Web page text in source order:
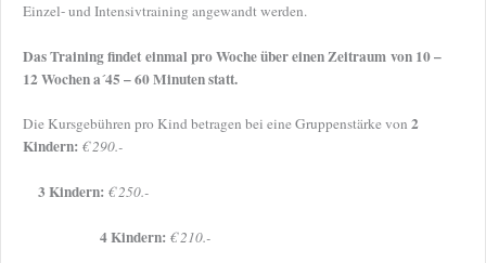
Einzel- und Intensivtraining angewandt werden.
Das Training findet einmal pro Woche über einen Zeitraum von 10 –
12 Wochen a´45 – 60 Minuten statt.
Die Kursgebühren pro Kind betragen bei eine Gruppenstärke von 2
Kindern: € 290.-
3 Kindern: € 250.-
4 Kindern: € 210.-